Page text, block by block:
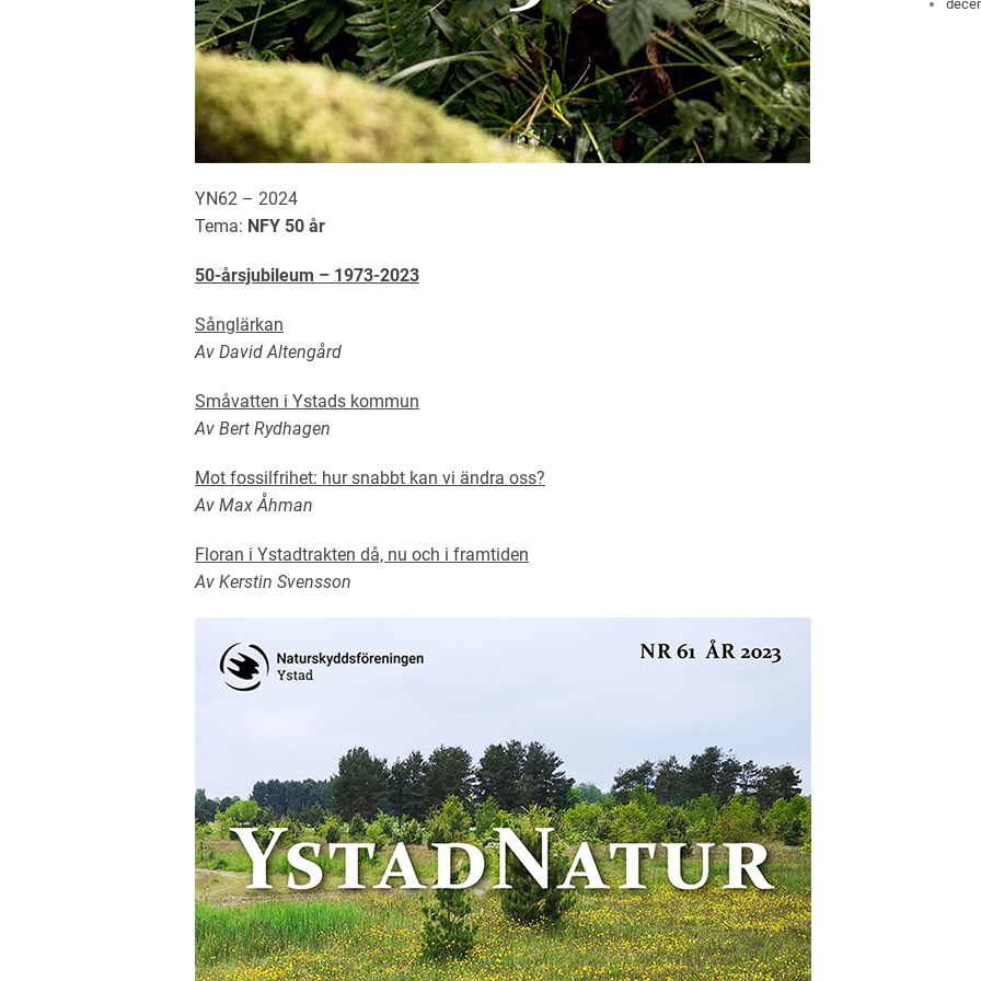
YN62 – 2024
Tema: NFY 50 år
50-årsjubileum – 1973-2023
Sånglärkan
Av David Altengård
Småvatten i Ystads kommun
Av Bert Rydhagen
Mot fossilfrihet: hur snabbt kan vi ändra oss?
Av Max Åhman
Floran i Ystadtrakten då, nu och i framtiden
Av Kerstin Svensson